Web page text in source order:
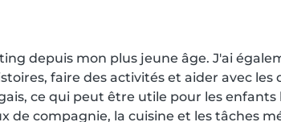
depuis mon plus jeune âge. J'ai
faire des activités et aider avec les
ce qui peut être utile pour les enfants
de compagnie, la cuisine et les tâches